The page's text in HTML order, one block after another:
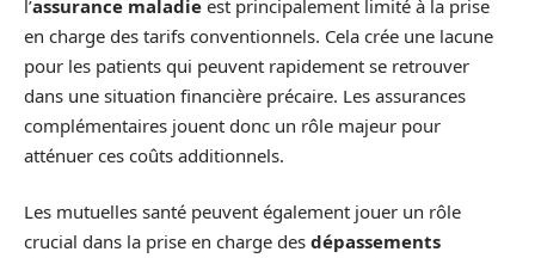
l’assurance maladie est principalement limité à la prise
en charge des tarifs conventionnels. Cela crée une lacune
pour les patients qui peuvent rapidement se retrouver
dans une situation financière précaire. Les assurances
complémentaires jouent donc un rôle majeur pour
atténuer ces coûts additionnels.
Les mutuelles santé peuvent également jouer un rôle
crucial dans la prise en charge des dépassements